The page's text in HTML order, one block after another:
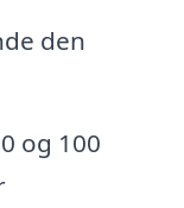
den
og 100